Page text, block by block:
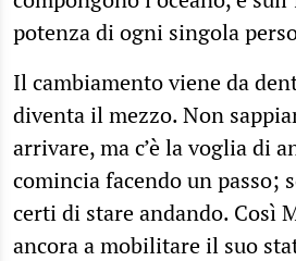
potenza di ogni singola
Il cambiamento viene da
diventa il mezzo. Non
arrivare, ma c’è la voglia di
comincia facendo un passo;
certi di stare andando. Così
ancora a mobilitare il suo